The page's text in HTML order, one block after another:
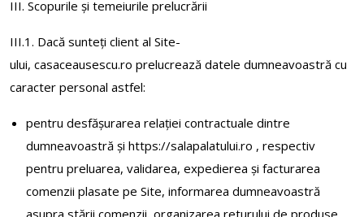
III. Scopurile și temeiurile prelucrării
III.1. Dacă sunteți client al Site-
ului, casaceausescu.ro prelucrează datele dumneavoastră cu
caracter personal astfel:
pentru desfășurarea relației contractuale dintre
dumneavoastră şi https://salapalatului.ro , respectiv
pentru preluarea, validarea, expedierea şi facturarea
comenzii plasate pe Site, informarea dumneavoastră
asupra stării comenzii, organizarea returului de produse